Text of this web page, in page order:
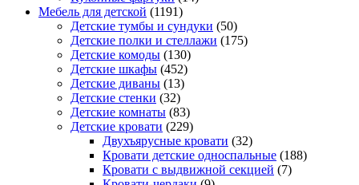
Мебель для детской (1191)
Детские тумбы и сундуки (50)
Детские полки и стеллажи (175)
Детские комоды (130)
Детские шкафы (452)
Детские диваны (13)
Детские стенки (32)
Детские комнаты (83)
Детские кровати (229)
Двухъярусные кровати (32)
Кровати детские односпальные (188)
Кровати с выдвижной секцией (7)